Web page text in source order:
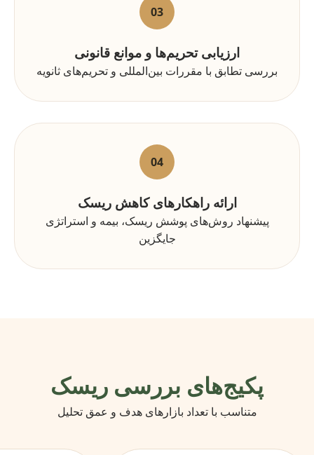
03
ارزیابی تحریم‌ها و موانع قانونی
بررسی تطابق با مقررات بین‌المللی و تحریم‌های ثانویه
04
ارائه راهکارهای کاهش ریسک
پیشنهاد روش‌های پوشش ریسک، بیمه و استراتژی
جایگزین
پکیج‌های بررسی ریسک
متناسب با تعداد بازارهای هدف و عمق تحلیل